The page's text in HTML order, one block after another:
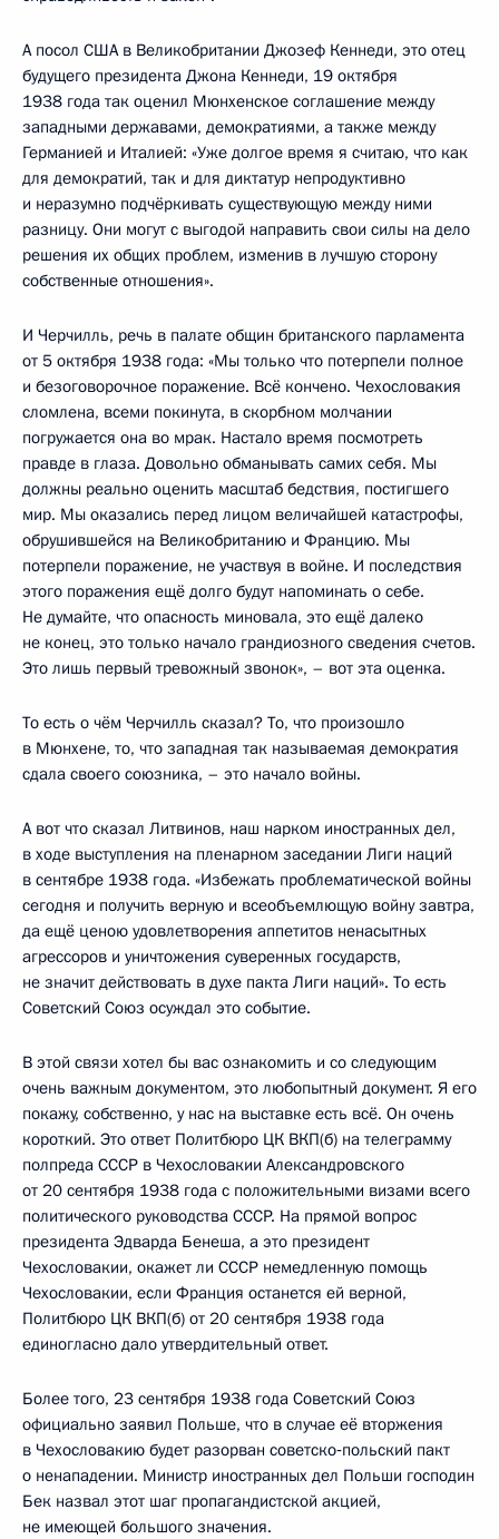
А посол США в Великобритании Джозеф Кеннеди, это отец
будущего президента Джона Кеннеди, 19 октября
1938 года так оценил Мюнхенское соглашение между
западными державами, демократиями, а также между
Германией и Италией: «Уже долгое время я считаю, что как
для демократий, так и для диктатур непродуктивно
и неразумно подчёркивать существующую между ними
разницу. Они могут с выгодой направить свои силы на дело
решения их общих проблем, изменив в лучшую сторону
собственные отношения».
И Черчилль, речь в палате общин британского парламента
от 5 октября 1938 года: «Мы только что потерпели полное
и безоговорочное поражение. Всё кончено. Чехословакия
сломлена, всеми покинута, в скорбном молчании
погружается она во мрак. Настало время посмотреть
правде в глаза. Довольно обманывать самих себя. Мы
должны реально оценить масштаб бедствия, постигшего
мир. Мы оказались перед лицом величайшей катастрофы,
обрушившейся на Великобританию и Францию. Мы
потерпели поражение, не участвуя в войне. И последствия
этого поражения ещё долго будут напоминать о себе.
Не думайте, что опасность миновала, это ещё далеко
не конец, это только начало грандиозного сведения счетов.
Это лишь первый тревожный звонок», – вот эта оценка.
То есть о чём Черчилль сказал? То, что произошло
в Мюнхене, то, что западная так называемая демократия
сдала своего союзника, – это начало войны.
А вот что сказал Литвинов, наш нарком иностранных дел,
в ходе выступления на пленарном заседании Лиги наций
в сентябре 1938 года. «Избежать проблематической войны
сегодня и получить верную и всеобъемлющую войну завтра,
да ещё ценою удовлетворения аппетитов ненасытных
агрессоров и уничтожения суверенных государств,
не значит действовать в духе пакта Лиги наций». То есть
Советский Союз осуждал это событие.
В этой связи хотел бы вас ознакомить и со следующим
очень важным документом, это любопытный документ. Я его
покажу, собственно, у нас на выставке есть всё. Он очень
короткий. Это ответ Политбюро ЦК ВКП(б) на телеграмму
полпреда СССР в Чехословакии Александровского
от 20 сентября 1938 года с положительными визами всего
политического руководства СССР. На прямой вопрос
президента Эдварда Бенеша, а это президент
Чехословакии, окажет ли СССР немедленную помощь
Чехословакии, если Франция останется ей верной,
Политбюро ЦК ВКП(б) от 20 сентября 1938 года
единогласно дало утвердительный ответ.
Более того, 23 сентября 1938 года Советский Союз
официально заявил Польше, что в случае её вторжения
в Чехословакию будет разорван советско‑польский пакт
о ненападении. Министр иностранных дел Польши господин
Бек назвал этот шаг пропагандистской акцией,
не имеющей большого значения.